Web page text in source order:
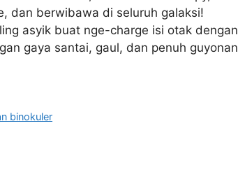
dan berwibawa di seluruh galaksi!
asyik buat nge-charge isi otak dengan
gaya santai, gaul, dan penuh guyonan
binokuler